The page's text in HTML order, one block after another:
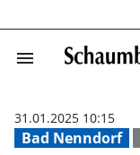
menu
Bad Nenndorf
31.01.2025 10:15